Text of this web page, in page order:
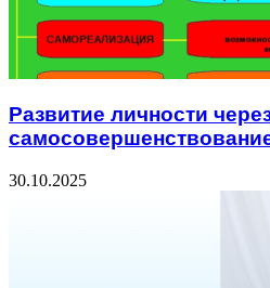
Развитие личности
30.10.2025